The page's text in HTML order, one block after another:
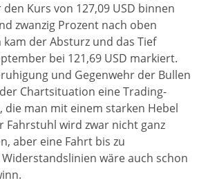
Kurs von 127,09 USD binnen
zwanzig Prozent nach oben
der Absturz und das Tief
bei 121,69 USD markiert.
und Gegenwehr der Bullen
Chartsituation eine Trading-
die man mit einem starken Hebel
Fahrstuhl wird zwar nicht ganz
aber eine Fahrt bis zu
wäre auch schon